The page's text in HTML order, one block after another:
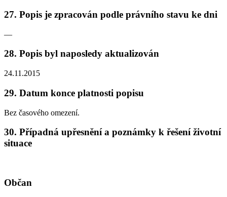
27. Popis je zpracován podle právního stavu ke dni
—
28. Popis byl naposledy aktualizován
24.11.2015
29. Datum konce platnosti popisu
Bez časového omezení.
30. Případná upřesnění a poznámky k řešení životní
situace
Občan